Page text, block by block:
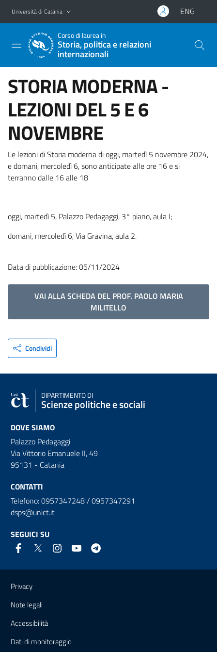
Vai al contenuto principale
Vai al menu di navigazione
Università di Catania ENG
Corso di laurea in
Storia, politica e relazioni
internazionali
STORIA MODERNA -
LEZIONI DEL 5 E 6
NOVEMBRE
Le lezioni di Storia moderna di oggi, martedì 5 novembre 2024,
e domani, mercoledì 6, sono anticipate alle ore 16 e si
terranno dalle 16 alle 18
oggi, martedì 5, Palazzo Pedagaggi, 3° piano, aula I;
domani, mercoledì 6, Via Gravina, aula 2.
Data di pubblicazione: 05/11/2024
VAI ALLA SCHEDA DEL PROF. PAOLO MARIA
MILITELLO
Condividi
DIPARTIMENTO DI
Scienze politiche e sociali
DOVE SIAMO
Palazzo Pedagaggi
Via Vittorio Emanuele II, 49
95131 - Catania
CONTATTI
Telefono: 0957347248 / 0957347291
dsps@unict.it
SEGUICI SU
Link e informazioni utili
Privacy
Note legali
Accessibilità
Dati di monitoraggio